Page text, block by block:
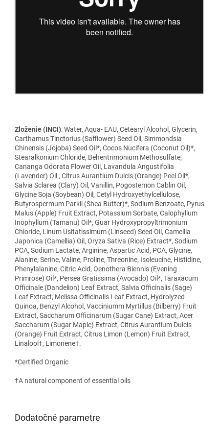
Zloženie (INCI): Water, Aqua- EAU, Cetearyl Alcohol, Glycerin,
Carthamus Tinctorius (Safflower) Seed Oil, Simmondsia
Chinensis (Jojoba) Seed Oil*, Cocos Nucifera (Coconut Oil)*,
Stearalkonium Chloride, Behentrimonium Methosulfate,
Cananga Odorata Flower Oil, Lavandula Angustifolia
(Lavender) Oil , Citrus Aurantium Dulcis (Orange) Peel Oil*,
Salvia Sclarea (Clary) Oil, Vanillin, Pogostemon Cablin Oil,
Glycine Soja (Soybean) Oil, Cetyl Hydroxyethylcellulose,
Butyrospermum Parkii (Shea Butter)*, Sodium Benzoate, Pyrus
Malus (Apple) Fruit Extract, Potassium Sorbate, Calophyllum
Inophyllum (Tamanu) Oil*, Guar Hydroxypropyltrimonium
Chloride, Linum Usitatissimum (Linseed) Seed Oil, Camellia
Japonica (Camellia) Oil, Oryza Sativa (Rice) Extract*, Sodium
PCA, Sodium Lactate, Arginine, Aspartic Acid, PCA, Glycine,
Alanine, Serine, Valine, Proline, Threonine, Isoleucine, Histidine,
Phenylalanine, Citric Acid, Oenothera Biennis (Evening
Primrose) Oil*, Persea Gratissima (Avocado) Oil*, Taraxacum
Officinale (Dandelion) Leaf Extract, Salvia Officinalis (Sage)
Leaf Extract, Melissa Officinalis Leaf Extract, Hydrolyzed
Quinoa, Benzyl Alcohol, Vacciniumm Myrtillus (Bilberry) Fruit
Extract, Saccharum Officinarum (Sugar Cane) Extract, Acer
Saccharum (Sugar Maple) Extract, Citrus Aurantium Dulcis
(Orange) Fruit Extract, Citrus Limon (Lemon) Fruit Extract,
Linalool†, Limonene†.
*Certified Organic
†A natural component of essential oils
Dodatočné parametre